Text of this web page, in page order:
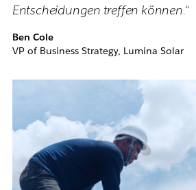
Entscheidungen treffen können.“
Ben Cole
VP of Business Strategy, Lumina Solar